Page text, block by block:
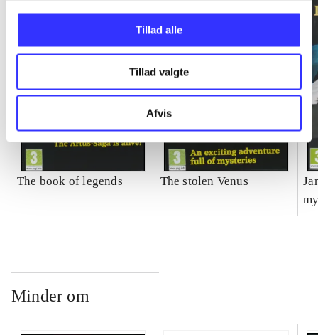
Tillad alle
Tillad valgte
Afvis
The book of legends The stolen Venus
Minder om